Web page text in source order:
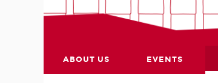
ABOUT US EVENTS